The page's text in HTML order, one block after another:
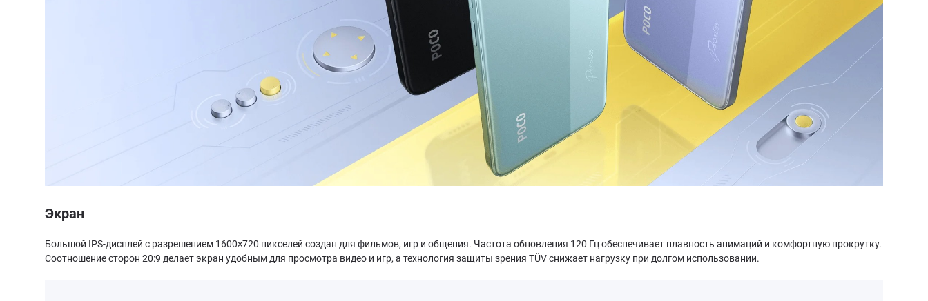
Экран
Большой IPS-дисплей с разрешением 1600×720 пикселей создан для фильмов, игр и общения. Частота обновления 120 Гц обеспечивает плавность анимаций и комфортную прокрутку.
Соотношение сторон 20:9 делает экран удобным для просмотра видео и игр, а технология защиты зрения TÜV снижает нагрузку при долгом использовании.